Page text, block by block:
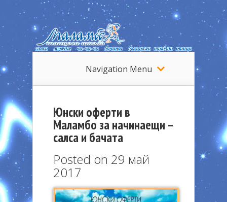
Navigation Menu
Юнски оферти в
Маламбо за начинаещи –
салса и бачата
Posted on 29 май
2017